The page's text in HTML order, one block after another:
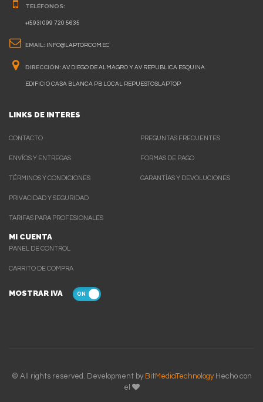
TELÉFONOS:
+(593) 099 720 5635
EMAIL: INFO@LAPTOP.COM.EC
DIRECCIÓN: AV. DIEGO DE ALMAGRO Y AV REPUBLICA ESQUINA.
EDIFICIO CASA BLANCA PB LOCAL REPUESTOSLAPTOP
LINKS DE INTERES
CONTACTO
ENVÍOS Y ENTREGAS
TÉRMINOS Y CONDICIONES
PRIVACIDAD Y SEGURIDAD
TARIFAS PARA PROFESIONALES
MI CUENTA
PANEL DE CONTROL
CARRITO DE COMPRA
PREGUNTAS FRECUENTES
FORMAS DE PAGO
GARANTÍAS Y DEVOLUCIONES
MOSTRAR IVA
© All rights reserved. Development by BitMediaTechnologyHecho con
el